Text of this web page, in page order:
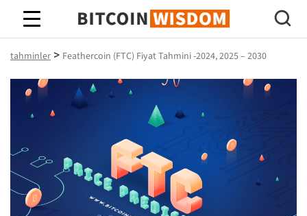
Bitcoin Bilgeliği
tahminler > Feathercoin (FTC) Fiyat Tahmini -2024, 2025 – 2030